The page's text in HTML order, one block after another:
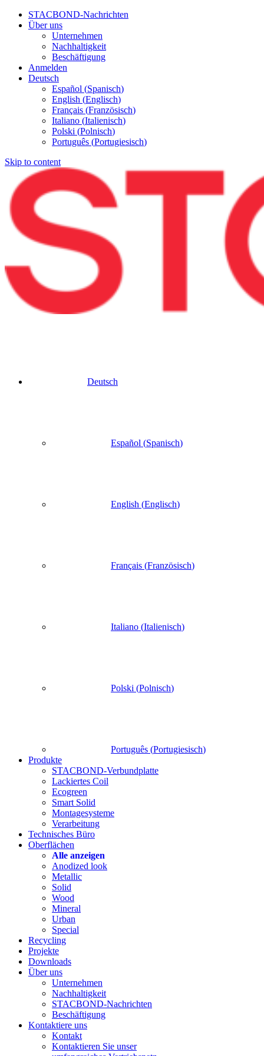
STACBOND-Nachrichten
Über uns
Unternehmen
Nachhaltigkeit
Beschäftigung
Anmelden
Deutsch
Español (Spanisch)
English (Englisch)
Français (Französisch)
Italiano (Italienisch)
Polski (Polnisch)
Português (Portugiesisch)
Skip to content
Deutsch
Español (Spanisch)
English (Englisch)
Français (Französisch)
Italiano (Italienisch)
Polski (Polnisch)
Português (Portugiesisch)
Produkte
STACBOND-Verbundplatte
Lackiertes Coil
Ecogreen
Smart Solid
Montagesysteme
Verarbeitung
Technisches Büro
Oberflächen
Alle anzeigen
Anodized look
Metallic
Solid
Wood
Mineral
Urban
Special
Recycling
Projekte
Downloads
Über uns
Unternehmen
Nachhaltigkeit
STACBOND-Nachrichten
Beschäftigung
Kontaktiere uns
Kontakt
Kontaktieren Sie unser